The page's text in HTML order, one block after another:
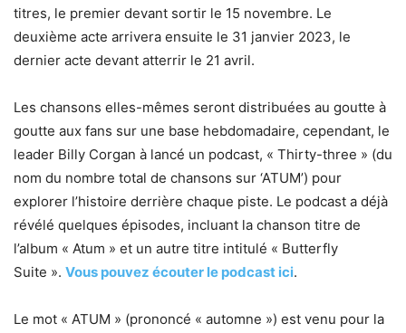
titres, le premier devant sortir le 15 novembre. Le
deuxième acte arrivera ensuite le 31 janvier 2023, le
dernier acte devant atterrir le 21 avril.
Les chansons elles-mêmes seront distribuées au goutte à
goutte aux fans sur une base hebdomadaire, cependant, le
leader Billy Corgan à lancé un podcast, « Thirty-three » (du
nom du nombre total de chansons sur ‘ATUM’) pour
explorer l’histoire derrière chaque piste. Le podcast a déjà
révélé quelques épisodes, incluant la chanson titre de
l’album « Atum » et un autre titre intitulé « Butterfly
Suite ». Vous pouvez écouter le podcast ici.
Le mot « ATUM » (prononcé « automne ») est venu pour la